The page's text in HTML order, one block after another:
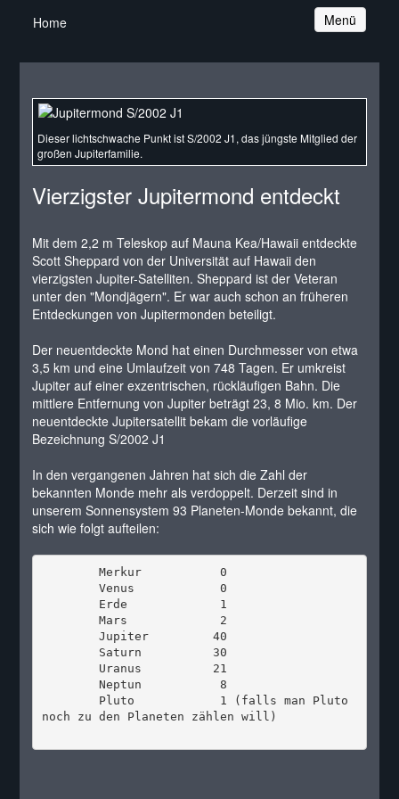
Navigation
Menü
Home
Dieser lichtschwache Punkt ist S/2002 J1, das jüngste Mitglied der
großen Jupiterfamilie.
Vierzigster Jupitermond entdeckt
Mit dem 2,2 m Teleskop auf Mauna Kea/Hawaii entdeckte
Scott Sheppard von der Universität auf Hawaii den
vierzigsten Jupiter-Satelliten. Sheppard ist der Veteran
unter den "Mondjägern". Er war auch schon an früheren
Entdeckungen von Jupitermonden beteiligt.
Der neuentdeckte Mond hat einen Durchmesser von etwa
3,5 km und eine Umlaufzeit von 748 Tagen. Er umkreist
Jupiter auf einer exzentrischen, rückläufigen Bahn. Die
mittlere Entfernung von Jupiter beträgt 23, 8 Mio. km. Der
neuentdeckte Jupitersatellit bekam die vorläufige
Bezeichnung S/2002 J1
In den vergangenen Jahren hat sich die Zahl der
bekannten Monde mehr als verdoppelt. Derzeit sind in
unserem Sonnensystem 93 Planeten-Monde bekannt, die
sich wie folgt aufteilen:
noch zu den Planeten zählen will)